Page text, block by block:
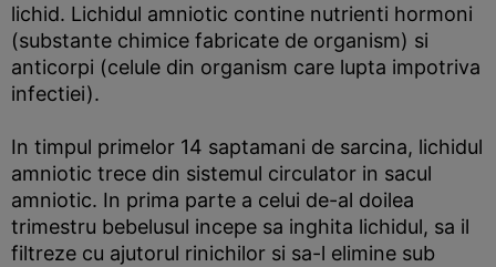
lichid. Lichidul amniotic contine nutrienti hormoni
(substante chimice fabricate de organism) si
anticorpi (celule din organism care lupta impotriva
infectiei).
In timpul primelor 14 saptamani de sarcina, lichidul
amniotic trece din sistemul circulator in sacul
amniotic. In prima parte a celui de-al doilea
trimestru bebelusul incepe sa inghita lichidul, sa il
filtreze cu ajutorul rinichilor si sa-l elimine sub